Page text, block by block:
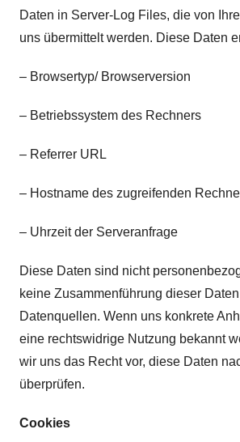
Daten in Server-Log Files, die von
uns übermittelt werden. Diese Daten
– Browsertyp/ Browserversion
– Betriebssystem des Rechners
– Referrer URL
– Hostname des zugreifenden
– Uhrzeit der Serveranfrage
Diese Daten sind nicht
keine Zusammenführung dieser
Datenquellen. Wenn uns konkrete
eine rechtswidrige Nutzung bekannt
wir uns das Recht vor, diese Daten
überprüfen.
Cookies